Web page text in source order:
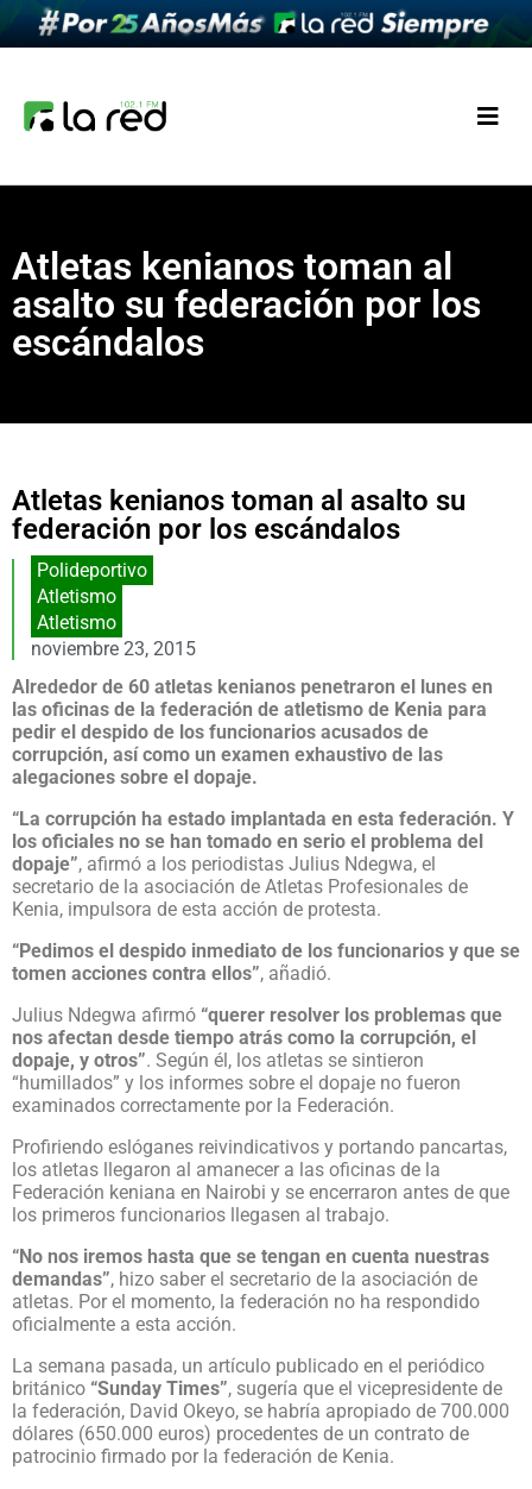
Atletas kenianos toman al
asalto su federación por los
escándalos
Atletas kenianos toman al asalto su
federación por los escándalos
Polideportivo
Atletismo
Atletismo
noviembre 23, 2015
Alrededor de 60 atletas kenianos penetraron el lunes en
las oficinas de la federación de atletismo de Kenia para
pedir el despido de los funcionarios acusados de
corrupción, así como un examen exhaustivo de las
alegaciones sobre el dopaje.
“La corrupción ha estado implantada en esta federación. Y
los oficiales no se han tomado en serio el problema del
dopaje”, afirmó a los periodistas Julius Ndegwa, el
secretario de la asociación de Atletas Profesionales de
Kenia, impulsora de esta acción de protesta.
“Pedimos el despido inmediato de los funcionarios y que se
tomen acciones contra ellos”, añadió.
Julius Ndegwa afirmó “querer resolver los problemas que
nos afectan desde tiempo atrás como la corrupción, el
dopaje, y otros”. Según él, los atletas se sintieron
“humillados” y los informes sobre el dopaje no fueron
examinados correctamente por la Federación.
Profiriendo eslóganes reivindicativos y portando pancartas,
los atletas llegaron al amanecer a las oficinas de la
Federación keniana en Nairobi y se encerraron antes de que
los primeros funcionarios llegasen al trabajo.
“No nos iremos hasta que se tengan en cuenta nuestras
demandas”, hizo saber el secretario de la asociación de
atletas. Por el momento, la federación no ha respondido
oficialmente a esta acción.
La semana pasada, un artículo publicado en el periódico
británico “Sunday Times”, sugería que el vicepresidente de
la federación, David Okeyo, se habría apropiado de 700.000
dólares (650.000 euros) procedentes de un contrato de
patrocinio firmado por la federación de Kenia.